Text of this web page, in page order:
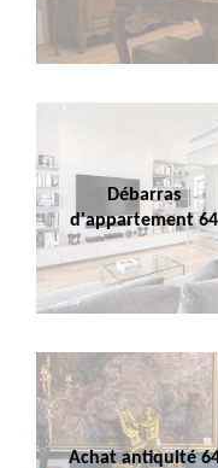
Débarras
d'appartement 64
Achat antiquité